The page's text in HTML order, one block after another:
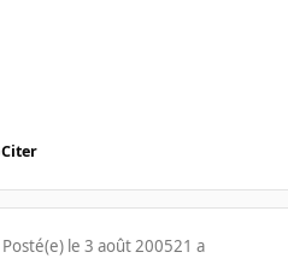
Citer
Posté(e) le 3 août 200521 a